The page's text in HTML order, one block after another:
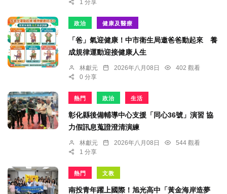
1 分享
政治 健康及醫療
「爸」氣迎健康！中市衛生局邀爸爸動起來 養
成規律運動迎接健康人生
林獻元 2026年八月08日
402 觀看
0 分享
熱門 政治 生活
彰化縣後備輔導中心支援「同心36號」演習 協
力假訊息蒐證澄清演練
林獻元 2026年八月08日
544 觀看
1 分享
熱門 文教
南投青年躍上國際！旭光高中「黃金海岸造夢